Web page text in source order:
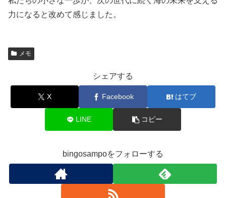
力になると改めて感じました。
メモ
シェアする
X Facebook はてブ
LINE コピー
bingosampoをフォローする